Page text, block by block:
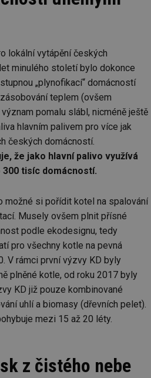
lokální vytápění českých
minulého století bylo dokonce
„plynofikací“ domácností
teplem (ovšem
pomalu slábl, nicméně ještě
hlavním palivem pro více jak
českých domácností.
že jako hlavní palivo využívá
tisíc domácností.
možné si pořídit kotel na spalování
Musely ovšem plnit přísné
podle ekodesignu, tedy
pro všechny kotle na pevná
V rámci první výzvy KD byly
plněné kotle, od roku 2017 byly
KD již pouze kombinované
uhlí a biomasy (dřevních pelet).
mezi 15 až 20 léty.
z čistého nebe